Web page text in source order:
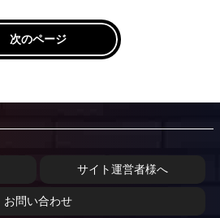
次のページ
サイト運営者様へ
お問い合わせ